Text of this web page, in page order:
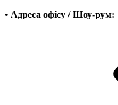
• Адреса офісу / Шоу-рум: